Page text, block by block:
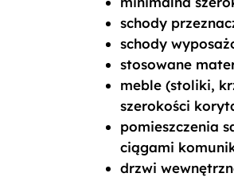
schody
schody
stosowane
meble (stoliki,
szerokości
pomieszczenia
ciągami
drzwi